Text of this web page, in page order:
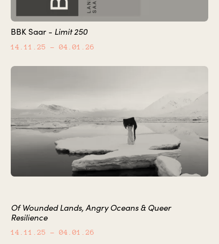
BBK Saar - Limit 250
14.11.25 – 04.01.26
Of Wounded Lands, Angry Oceans & Queer
Resilience
14.11.25 – 04.01.26